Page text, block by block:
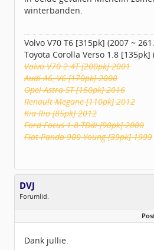
winterbanden.
Volvo V70 T6 [315pk] (2007 ~
Toyota Corolla Verso 1.8 [135pk]
Volvo V70 2.4T [200pk] 2001
Audi A6, V6 [170pk] 2000
Opel Astra ST [150pk] 2016
Renault Megane [110pk] 2012
Kia Rio [85pk] 2012
Ford Focus 1.8 TDdi [90pk] 2000
Fiat Panda 900 Young [39pk] 1999
DVJ
Forumlid.
Geslacht:
Berichten:
3
Dank jullie.